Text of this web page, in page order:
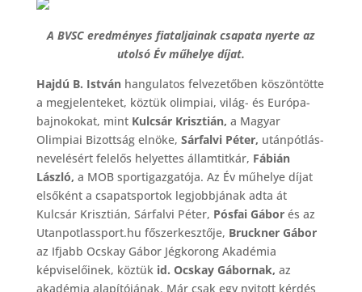
A BVSC eredményes fiataljainak csapata nyerte az
utolsó Év műhelye díjat.
Hajdú B. Istvánhangulatos felvezetőben köszöntötte
a megjelenteket, köztük olimpiai, világ- és Európa-
bajnokokat, mint Kulcsár Krisztián, a Magyar
Olimpiai Bizottság elnöke, Sárfalvi Péter, utánpótlás-
nevelésért felelős helyettes államtitkár, Fábián
László, a MOB sportigazgatója. Az Év műhelye díjat
elsőként a csapatsportok legjobbjának adta át
Kulcsár Krisztián, Sárfalvi Péter, Pósfai Gáborés az
Utanpotlassport.hu főszerkesztője, Bruckner Gábor
az Ifjabb Ocskay Gábor Jégkorong Akadémia
képviselőinek, köztük id. Ocskay Gábornak, az
akadémia alapítójának. Már csak egy nyitott kérdés